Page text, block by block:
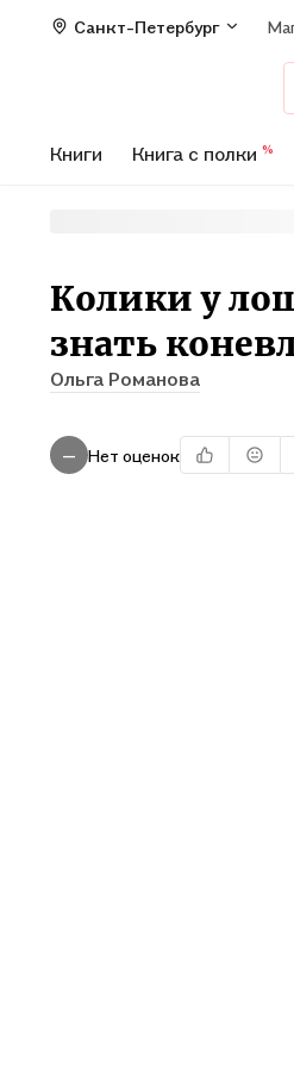
Санкт-Петербург
Книги Книга с полки %
Колики у
знать
Ольга Романова
— Нет оценок